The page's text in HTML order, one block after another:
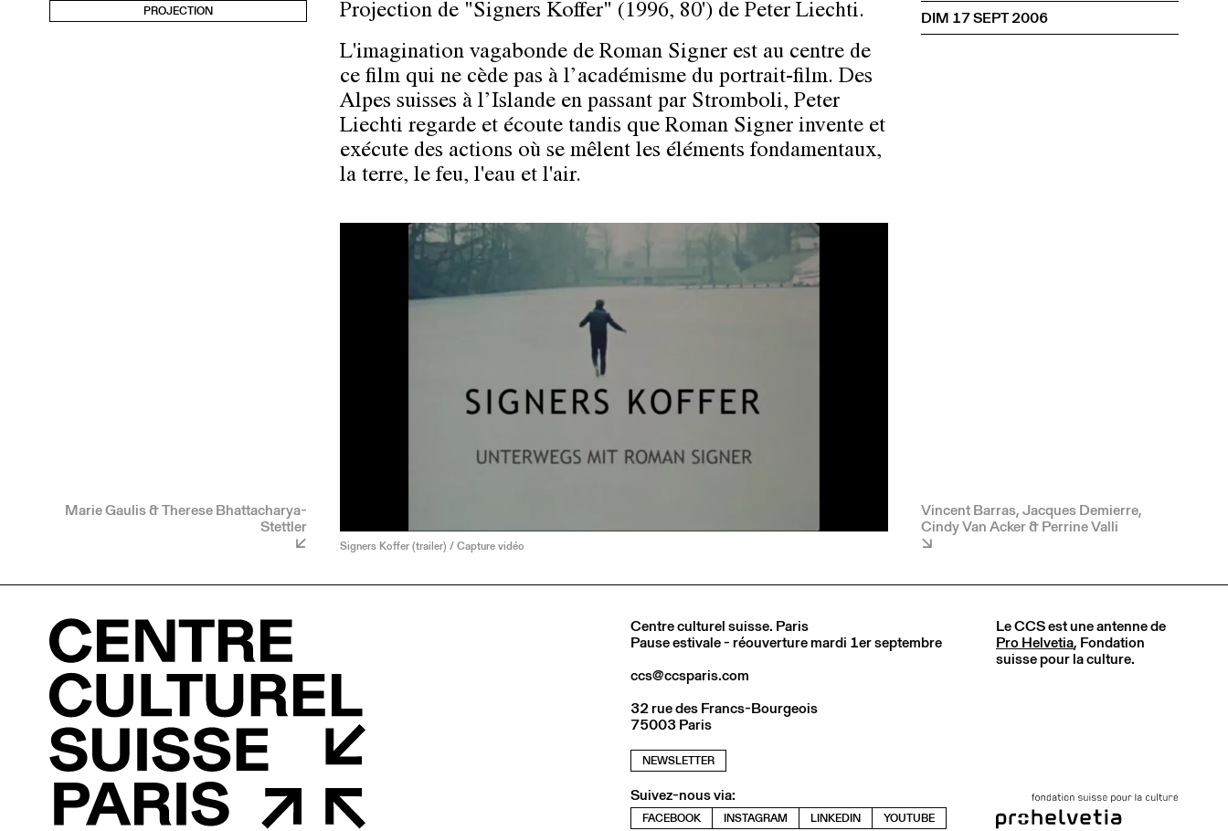
PROJECTION
Marie Gaulis & Therese Bhattacharya-
Stettler
Projection de "Signers Koffer" (1996, 80') de Peter Liechti.
L'imagination vagabonde de Roman Signer est au centre de
ce film qui ne cède pas à l’académisme du portrait-film. Des
Alpes suisses à l’Islande en passant par Stromboli, Peter
Liechti regarde et écoute tandis que Roman Signer invente et
exécute des actions où se mêlent les éléments fondamentaux,
la terre, le feu, l'eau et l'air.
Signers Koffer (trailer) / Capture vidéo
DIM 17 SEPT 2006
Vincent Barras, Jacques Demierre,
Cindy Van Acker & Perrine Valli
Centre culturel suisse. Paris
Pause estivale - réouverture mardi 1er septembre
ccs@ccsparis.com
32 rue des Francs-Bourgeois
75003 Paris
NEWSLETTER
Suivez-nous via:
FACEBOOK INSTAGRAM LINKEDIN YOUTUBE
Le CCS est une antenne de
Pro Helvetia, Fondation
suisse pour la culture.